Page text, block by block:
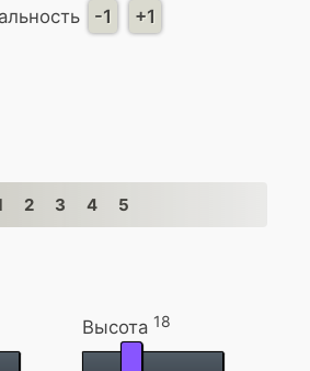
-1 +1
2 3 4 5
Высота 18